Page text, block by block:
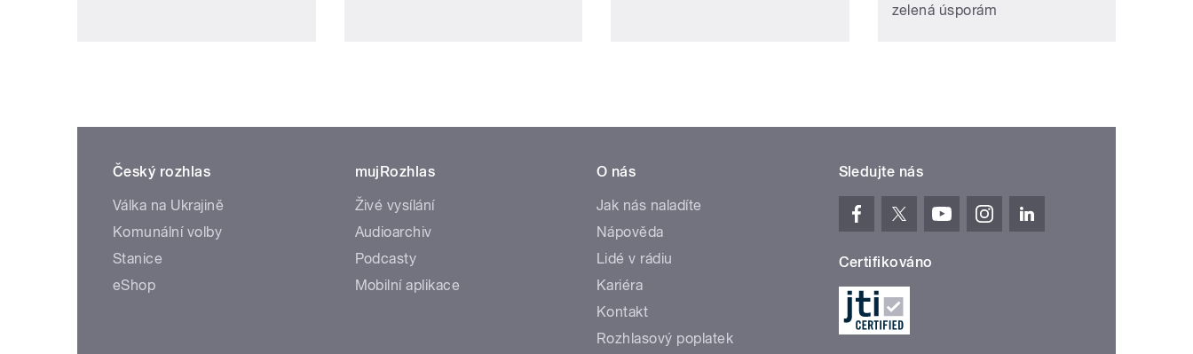
zelená úsporám
Český rozhlas
Válka na Ukrajině
Komunální volby
Stanice
eShop
mujRozhlas
Živé vysílání
Audioarchiv
Podcasty
Mobilní aplikace
O nás
Jak nás naladíte
Nápověda
Lidé v rádiu
Kariéra
Kontakt
Rozhlasový poplatek
Sledujte nás
Certifikováno